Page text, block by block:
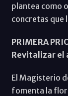
plantea como
concretas que
PRIMERA
Revitalizar el
El Magisterio
fomenta la